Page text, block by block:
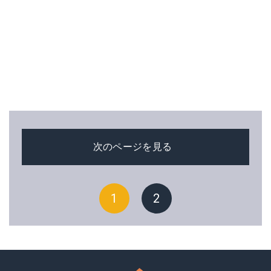
次のページを見る
1 2